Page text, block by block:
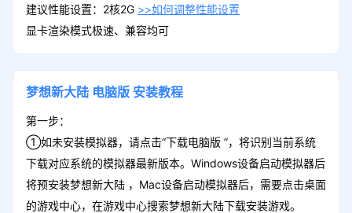
建议性能设置：2核2G >>如何调整性能设置
显卡渲染模式极速、兼容均可
梦想新大陆 电脑版 安装教程
第一步：
①如未安装模拟器，请点击“下载电脑版 ”，将识别当前系统
下载对应系统的模拟器最新版本。Windows设备启动模拟器后
将预安装梦想新大陆 ，Mac设备启动模拟器后，需要点击桌面
的游戏中心，在游戏中心搜索梦想新大陆下载安装游戏。